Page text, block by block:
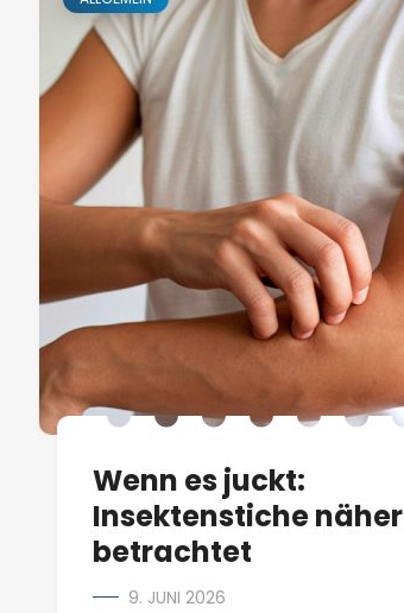
Wenn es juckt:
Insektenstiche näher
betrachtet
9. JUNI 2026